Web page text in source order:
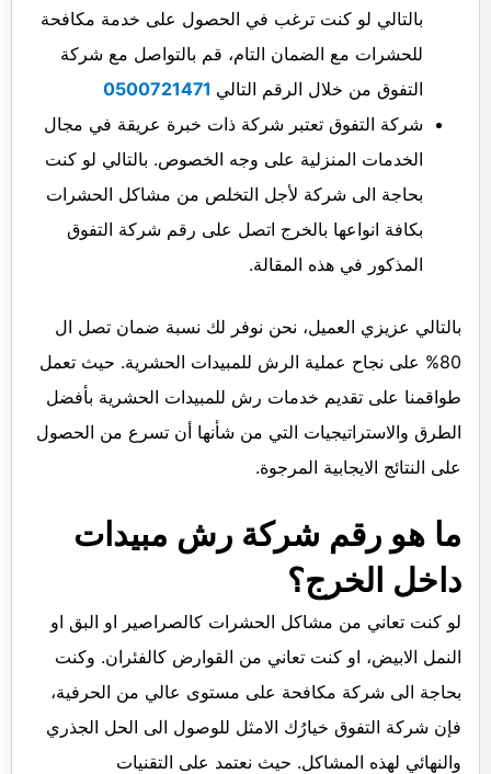
بالتالي لو كنت ترغب في الحصول على خدمة مكافحة
للحشرات مع الضمان التام، قم بالتواصل مع شركة
التفوق من خلال الرقم التالي
شركة التفوق تعتبر شركة ذات خبرة عريقة في مجال
الخدمات المنزلية على وجه الخصوص. بالتالي لو كنت
بحاجة الى شركة لأجل التخلص من مشاكل الحشرات
بكافة انواعها بالخرج اتصل على رقم شركة التفوق
المذكور في هذه المقالة.
بالتالي عزيزي العميل، نحن نوفر لك نسبة ضمان تصل ال
80% على نجاح عملية الرش للمبيدات الحشرية. حيث تعمل
طواقمنا على تقديم خدمات رش للمبيدات الحشرية بأفضل
الطرق والاستراتيجيات التي من شأنها أن تسرع من الحصول
على النتائج الايجابية المرجوة.
ما هو رقم شركة رش مبيدات
داخل الخرج؟
لو كنت تعاني من مشاكل الحشرات كالصراصير او البق او
النمل الابيض، او كنت تعاني من القوارض كالفئران. وكنت
بحاجة الى شركة مكافحة على مستوى عالي من الحرفية،
فإن شركة التفوق خيارُك الامثل للوصول الى الحل الجذري
والنهائي لهذه المشاكل. حيث نعتمد على التقنيات